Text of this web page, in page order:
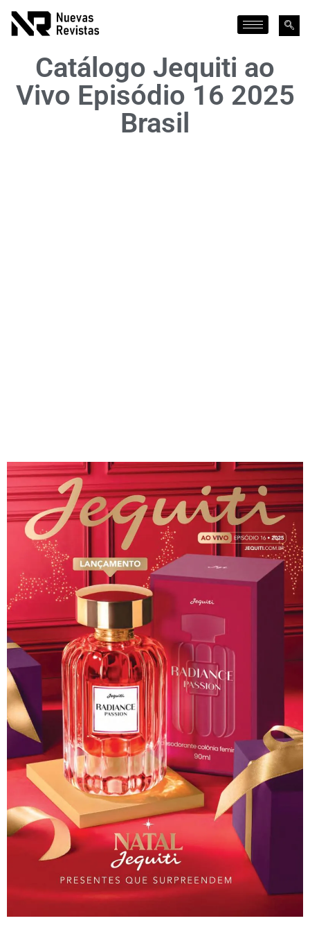
Catálogo Jequiti ao
Vivo Episódio 16 2025
Brasil